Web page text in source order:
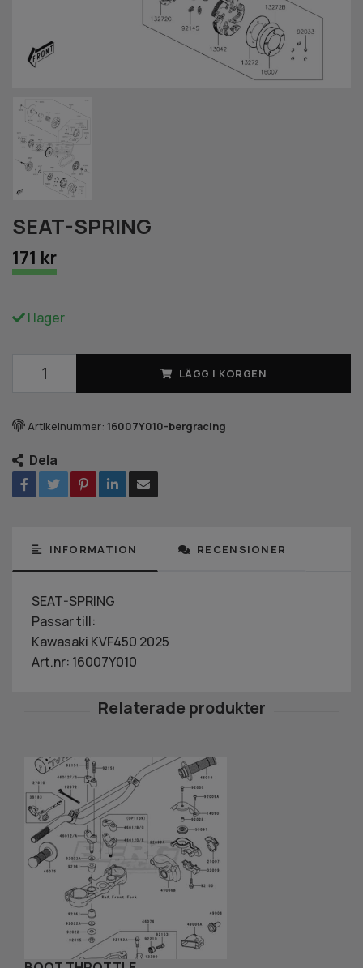
SEAT-SPRING
171 kr
I lager
LÄGG I KORGEN
Artikelnummer: 16007Y010-bergracing
Dela
INFORMATION RECENSIONER
SEAT-SPRING
Passar till:
Kawasaki KVF450 2025
Art.nr: 16007Y010